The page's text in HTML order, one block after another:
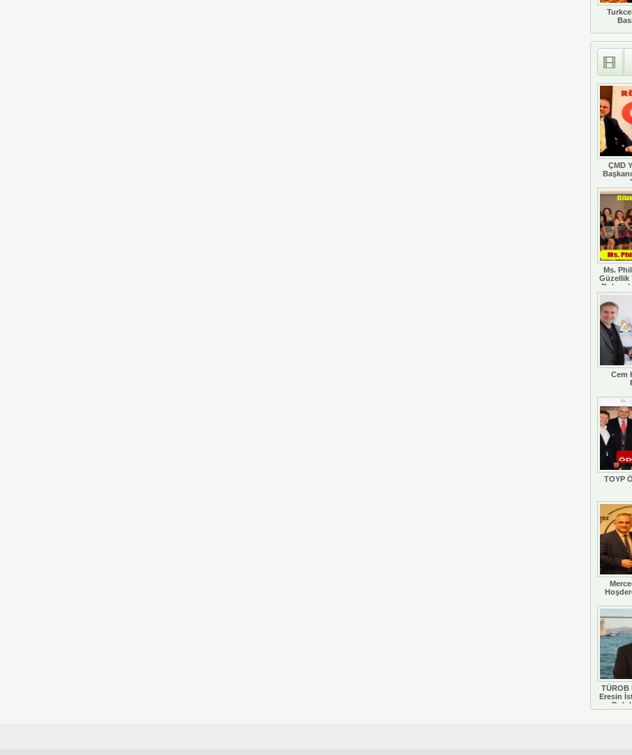
ÇMD
Ms.
Güzellik
Rohan
Cem
TOYP
TÜROB
Eresin